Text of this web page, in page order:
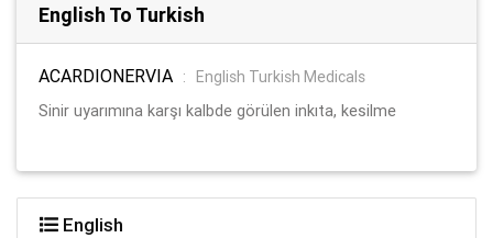
English To Turkish
ACARDIONERVIA :
English Turkish Medicals
Sinir uyarımına karşı kalbde görülen inkıta, kesilme
English